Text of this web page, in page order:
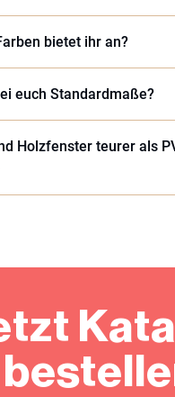
bietet ihr an?
euch Standardmaße?
Holzfenster teurer als